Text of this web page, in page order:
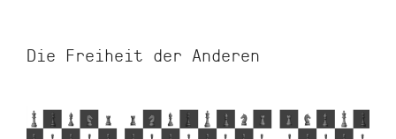
Die Freiheit der Anderen